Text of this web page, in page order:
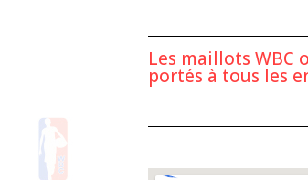
Les maillots
portés à tous les